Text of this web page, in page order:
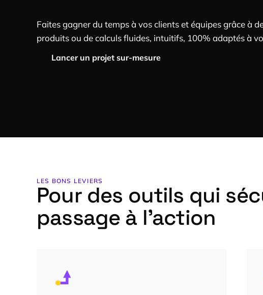
Faites gagner du temps à vos clients et équipes grâce à
produits ou de calculs fluides, intuitifs, 100% adaptés à
Lancer un projet sur-mesure
LES BONS LEVIERS
Pour des outils qui
passage à l’action